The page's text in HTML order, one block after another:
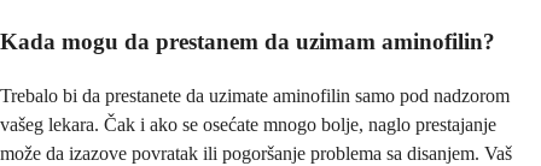
Kada mogu da prestanem da uzimam aminofilin?
Trebalo bi da prestanete da uzimate aminofilin samo pod nadzorom
vašeg lekara. Čak i ako se osećate mnogo bolje, naglo prestajanje
može da izazove povratak ili pogoršanje problema sa disanjem. Vaš